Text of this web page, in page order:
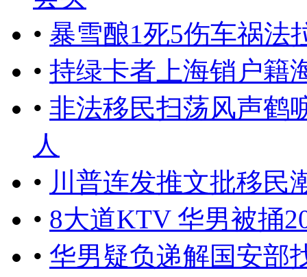
• 暴雪酿1死5伤车祸法
• 持绿卡者上海销户籍
• 非法移民扫荡风声鹤
人
• 川普连发推文批移民
• 8大道KTV 华男被捅
• 华男疑负递解国安部